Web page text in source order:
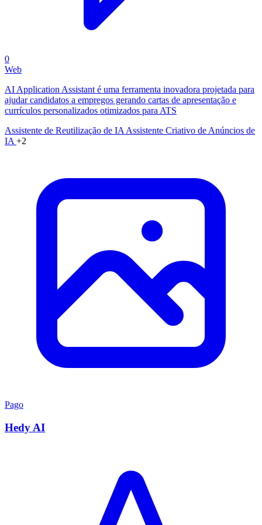
0
Web
AI Application Assistant é uma ferramenta inovadora projetada para
ajudar candidatos a empregos gerando cartas de apresentação e
currículos personalizados otimizados para ATS
Assistente de Reutilização de IA Assistente Criativo de Anúncios de
IA +2
Pago
Hedy AI